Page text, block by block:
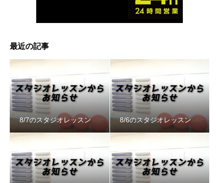
最近の記事
8/7のスタジオレッスン 8/6のスタジオレッスン